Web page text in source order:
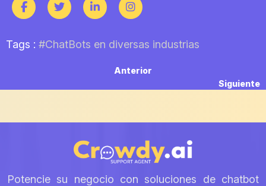
Tags : #ChatBots en diversas industrias
de
Anterior
Siguiente
Potencie su negocio con soluciones de chatbot